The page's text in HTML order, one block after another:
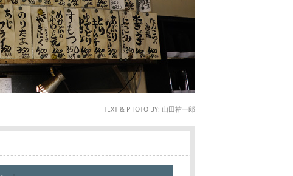
TEXT & PHOTO BY: 山田祐一郎